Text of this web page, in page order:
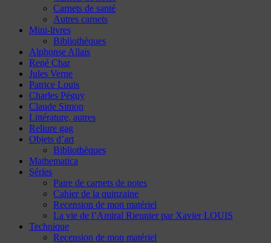
Carnets de santé
Autres carnets
Mini-livres
Bibliothèques
Alphonse Allais
René Char
Jules Verne
Patrice Louis
Charles Péguy
Claude Simon
Littérature, autres
Reliure gag
Objets d’art
Bibliothèques
Mathematica
Séries
Paire de carnets de notes
Cahier de la quinzaine
Recension de mon matériel
La vie de l’Amiral Rieunier par Xavier LOUIS
Technique
Recension de mon matériel